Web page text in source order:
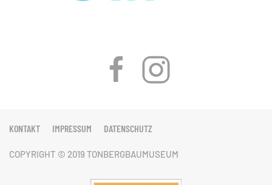
KONTAKT IMPRESSUM DATENSCHUTZ
COPYRIGHT © 2019 TONBERGBAUMUSEUM